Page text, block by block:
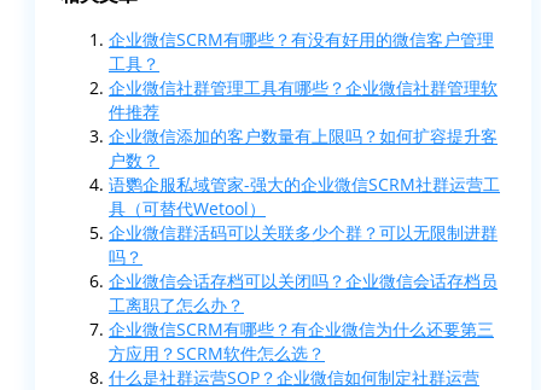
企业微信SCRM有哪些？有没有好用的微信客户管理
工具？
企业微信社群管理工具有哪些？企业微信社群管理软
件推荐
企业微信添加的客户数量有上限吗？如何扩容提升客
户数？
语鹦企服私域管家-强大的企业微信SCRM社群运营工
具（可替代Wetool）
企业微信群活码可以关联多少个群？可以无限制进群
吗？
企业微信会话存档可以关闭吗？企业微信会话存档员
工离职了怎么办？
企业微信SCRM有哪些？有企业微信为什么还要第三
方应用？SCRM软件怎么选？
什么是社群运营SOP？企业微信如何制定社群运营